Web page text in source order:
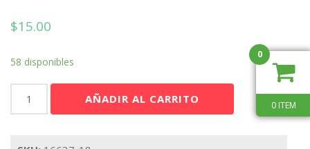
$15.00
58 disponibles
Love
AÑADIR AL CARRITO
0
0 ITEM